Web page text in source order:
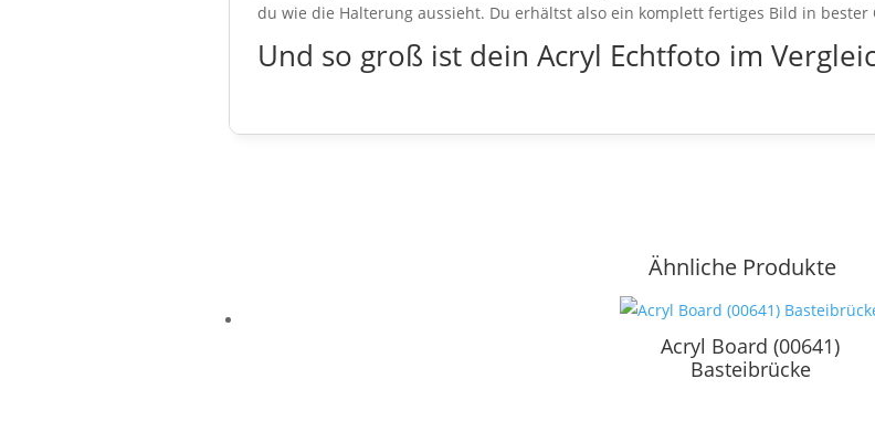
du wie die Halterung aussieht. Du erhältst also ein komplett fertiges Bild in bester
Und so groß ist dein Acryl Echtfoto im
Ähnliche Produkte
Acryl Board (00641)
Basteibrücke